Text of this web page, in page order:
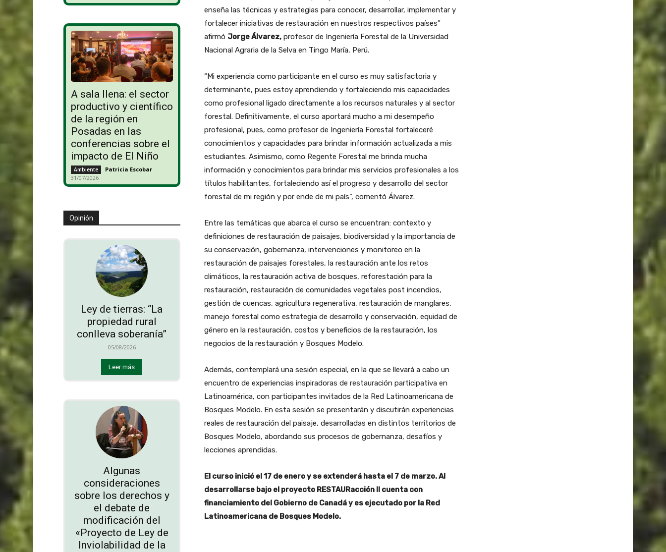
A sala llena: el sector
productivo y científico
de la región en
Posadas en las
conferencias sobre el
impacto de El Niño
Ambiente Patricia Escobar -
31/07/2026
Opinión
Ley de tierras: “La
propiedad rural
conlleva soberanía”
05/08/2026
Leer más
Algunas
consideraciones
sobre los derechos y
el debate de
modificación del
«Proyecto de Ley de
Inviolabilidad de la
enseña las técnicas y estrategias para conocer, desarrollar, implementar y
fortalecer iniciativas de restauración en nuestros respectivos países”
afirmó Jorge Álvarez,profesor de Ingeniería Forestal de la Universidad
Nacional Agraria de la Selva en Tingo María, Perú.
“Mi experiencia como participante en el curso es muy satisfactoria y
determinante, pues estoy aprendiendo y fortaleciendo mis capacidades
como profesional ligado directamente a los recursos naturales y al sector
forestal. Definitivamente, el curso aportará mucho a mi desempeño
profesional, pues, como profesor de Ingeniería Forestal fortaleceré
conocimientos y capacidades para brindar información actualizada a mis
estudiantes. Asimismo, como Regente Forestal me brinda mucha
información y conocimientos para brindar mis servicios profesionales a los
títulos habilitantes, fortaleciendo así el progreso y desarrollo del sector
forestal de mi región y por ende de mi país”, comentó Álvarez.
Entre las temáticas que abarca el curso se encuentran: contexto y
definiciones de restauración de paisajes, biodiversidad y la importancia de
su conservación, gobernanza, intervenciones y monitoreo en la
restauración de paisajes forestales, la restauración ante los retos
climáticos, la restauración activa de bosques, reforestación para la
restauración, restauración de comunidades vegetales post incendios,
gestión de cuencas, agricultura regenerativa, restauración de manglares,
manejo forestal como estrategia de desarrollo y conservación, equidad de
género en la restauración, costos y beneficios de la restauración, los
negocios de la restauración y Bosques Modelo.
Además, contemplará una sesión especial, en la que se llevará a cabo un
encuentro de experiencias inspiradoras de restauración participativa en
Latinoamérica, con participantes invitados de la Red Latinoamericana de
Bosques Modelo. En esta sesión se presentarán y discutirán experiencias
reales de restauración del paisaje, desarrolladas en distintos territorios de
Bosques Modelo, abordando sus procesos de gobernanza, desafíos y
lecciones aprendidas.
El curso inició el 17 de enero y se extenderá hasta el 7 de marzo. Al
desarrollarse bajo el proyecto RESTAURacción II cuenta con
financiamiento del Gobierno de Canadá y es ejecutado por la Red
Latinoamericana de Bosques Modelo.